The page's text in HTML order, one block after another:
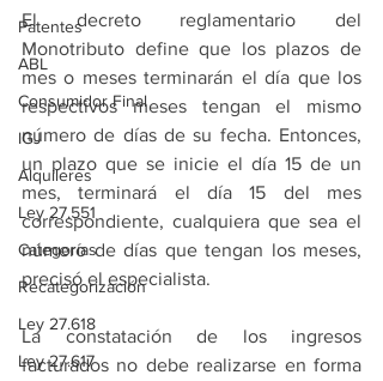
Patentes
ABL
Consumidor Final
IGJ
Alquileres
Ley 27.551
Categorías
Recategorización
Ley 27.618
Ley 27.617
El decreto reglamentario del
Monotributo define que los plazos de
mes o meses terminarán el día que los
respectivos meses tengan el mismo
número de días de su fecha. Entonces,
un plazo que se inicie el día 15 de un
mes, terminará el día 15 del mes
correspondiente, cualquiera que sea el
número de días que tengan los meses,
precisó el especialista.
La constatación de los ingresos
facturados no debe realizarse en forma